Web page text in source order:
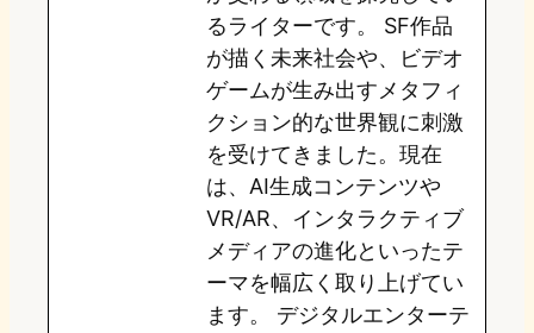
るライターです。 SF作品
が描く未来社会や、ビデオ
ゲームが生み出すメタフィ
クション的な世界観に刺激
を受けてきました。現在
は、AI生成コンテンツや
VR/AR、インタラクティブ
メディアの進化といったテ
ーマを幅広く取り上げてい
ます。 デジタルエンターテ